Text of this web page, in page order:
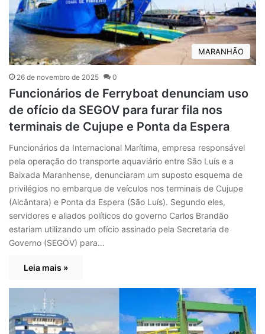
MARANHÃO
26 de novembro de 2025 0
Funcionários de Ferryboat denunciam uso
de ofício da SEGOV para furar fila nos
terminais de Cujupe e Ponta da Espera
Funcionários da Internacional Marítima, empresa responsável
pela operação do transporte aquaviário entre São Luís e a
Baixada Maranhense, denunciaram um suposto esquema de
privilégios no embarque de veículos nos terminais de Cujupe
(Alcântara) e Ponta da Espera (São Luís). Segundo eles,
servidores e aliados políticos do governo Carlos Brandão
estariam utilizando um ofício assinado pela Secretaria de
Governo (SEGOV) para…
Leia mais »